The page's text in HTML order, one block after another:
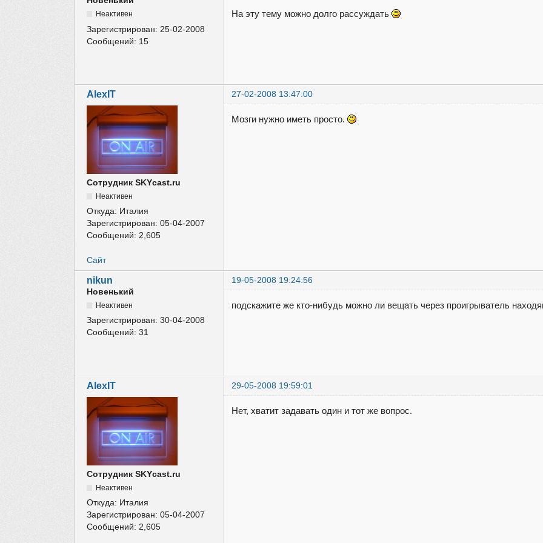
Неактивен
Зарегистрирован: 25-02-2008
Сообщений: 15
На эту тему можно долго рассуждать
AlexIT 27-02-2008 13:47:00
Сотрудник SKYcast.ru
Неактивен
Откуда: Италия
Зарегистрирован:05-04-2007
Сообщений:2,605
Мозги нужно иметь просто.
Сайт
nikun
19-05-2008 19:24:56
Новенький
Неактивен
Зарегистрирован:30-04-2008
Сообщений:31
подскажите же кто-нибудь можно ли вещать через проигрыватель
AlexIT 29-05-2008 19:59:01
Сотрудник SKYcast.ru
Неактивен
Откуда: Италия
Зарегистрирован:05-04-2007
Сообщений:2,605
Нет, хватит задавать один и тот же вопрос.